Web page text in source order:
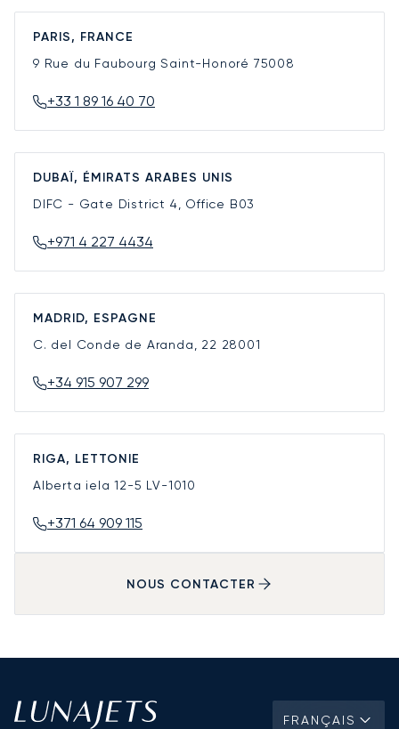
PARIS, FRANCE
9 Rue du Faubourg Saint-Honoré 75008
+33 1 89 16 40 70
DUBAÏ, ÉMIRATS ARABES UNIS
DIFC - Gate District 4, Office B03
+971 4 227 4434
MADRID, ESPAGNE
C. del Conde de Aranda, 22 28001
+34 915 907 299
RIGA, LETTONIE
Alberta iela 12-5 LV-1010
+371 64 909 115
NOUS CONTACTER
FRANÇAIS